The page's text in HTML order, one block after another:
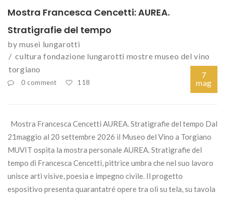
Mostra Francesca Cencetti: AUREA.
Stratigrafie del tempo
by musei lungarotti
cultura fondazione lungarotti mostre museo del vino
torgiano
0 comment 118
7
mag
Mostra Francesca Cencetti AUREA. Stratigrafie del tempo Dal
21maggio al 20 settembre 2026 il Museo del Vino a Torgiano
MUVIT ospita la mostra personale AUREA. Stratigrafie del
tempo di Francesca Cencetti, pittrice umbra che nel suo lavoro
unisce arti visive, poesia e impegno civile. Il progetto
espositivo presenta quarantatré opere tra oli su tela, su tavola